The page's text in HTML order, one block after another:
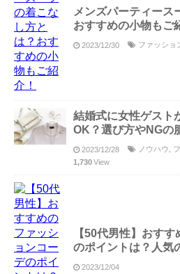
メンズパーティース
おすすめの小物もご
2023/12/30 ファッショ
結婚式に女性ゲスト
OK？選び方やNGの
2023/12/28 ノウハウ
1,730View
【50代男性】おす
のポイントは？人気
2023/12/04